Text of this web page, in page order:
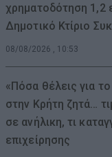
χρηματοδότηση 1,2
Δημοτικό Κτίριο
08/08/2026 , 10:53
«Πόσα θέλεις για
στην Κρήτη ζητά…
σε ανήλικη, τι
επιχείρησης